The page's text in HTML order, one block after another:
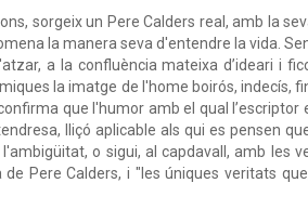
sorgeix un Pere Calders real, amb la
la manera seva d'entendre la vida.
a la confluència mateixa d’ideari i
la imatge de l'home boirós, indecís,
que l'humor amb el qual l’escriptor
lliçó aplicable als qui es pensen
o sigui, al capdavall, amb les
Pere Calders, i "les úniques veritats